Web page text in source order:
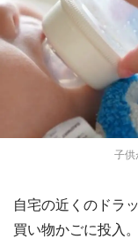
子供
自宅の近くのドラ
買い物かごに投入。